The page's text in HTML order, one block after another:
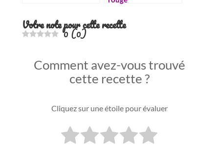
Votre note pour cette recette
0(0)
Comment avez-vous trouvé
cette recette ?
Cliquez sur une étoile pour évaluer